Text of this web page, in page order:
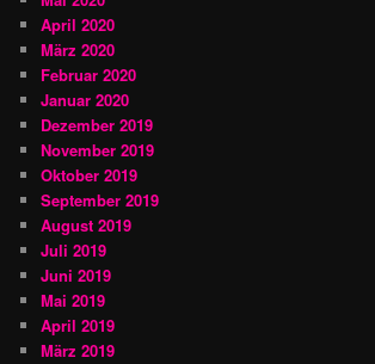
April 2020
März 2020
Februar 2020
Januar 2020
Dezember 2019
November 2019
Oktober 2019
September 2019
August 2019
Juli 2019
Juni 2019
Mai 2019
April 2019
März 2019